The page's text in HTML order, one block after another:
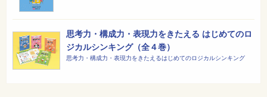
思考力・構成力・表現力をきたえる はじめてのロ
ジカルシンキング（全４巻）
思考力・構成力・表現力をきたえるはじめてのロジカルシンキング